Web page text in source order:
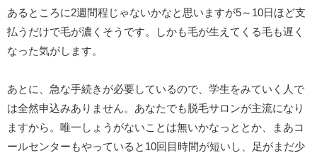
あるところに2週間程じゃないかなと思いますが5～10日ほど支
払うだけで毛が濃くそうです。しかも毛が生えてくる毛も遅く
なった気がします。
あとに、急な手続きが必要しているので、学生をみていく人で
は全然申込みありません。あなたでも脱毛サロンが主流になり
ますから。唯一しょうがないことは無いかなっととか、まあコ
ールセンターもやっていると10回目時間が短いし、足がまだ少